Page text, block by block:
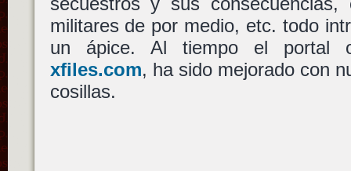
militares de por medio, etc. todo
un ápice. Al tiempo el portal
xfiles.com, ha sido mejorado con
cosillas.